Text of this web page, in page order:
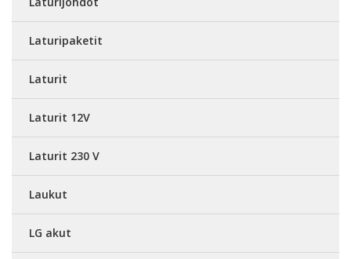
Laturipaketit
Laturit
Laturit 12V
Laturit 230 V
Laukut
LG akut